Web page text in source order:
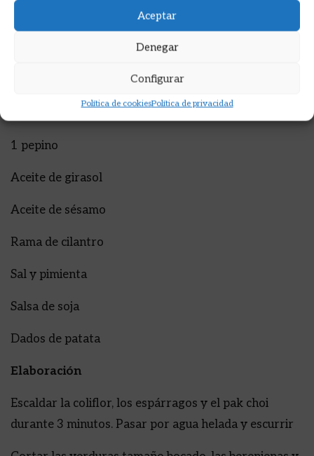
Aceptar
Denegar
Configurar
Política de cookiesPolítica de privacidad
Berenjena en bastoncitos
1 pepino
Aceite de girasol
Aceite de sésamo
Rama de cilantro
Sal y pimienta
Salsa de soja
Dados de patata
Elaboración
Escaldar la coliflor, los espárragos y el pak choi
durante 3 minutos. Pasar por agua helada y escurrir